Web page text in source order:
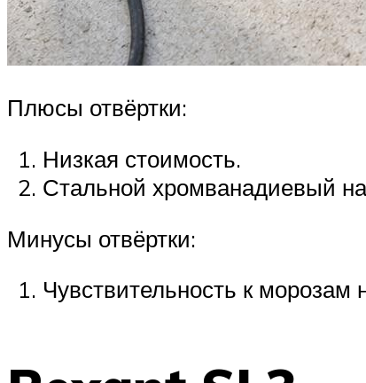
Плюсы отвёртки:
Низкая стоимость.
Стальной хромванадиевый
Минусы отвёртки:
Чувствительность к